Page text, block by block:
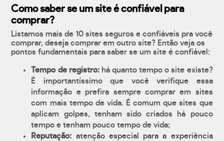
Como saber se um site é confiável para
comprar?
Listamos mais de 10 sites seguros e confiáveis pra você
comprar, deseja comprar em outro site? Então veja os
pontos fundamentais para saber se um site é confiável:
Tempo de registro:há quanto tempo o site existe?
É importantíssimo que você verifique essa
informação e prefira sempre comprar em sites
com mais tempo de vida. É comum que sites que
aplicam golpes, tenham sido criados há pouco
tempo e tenham pouco tempo de vida;
Reputação: atenção especial para a experiência